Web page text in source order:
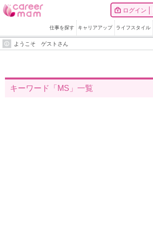
ログイン
仕事を探す キャリアアップ ライフスタイル
ようこそ ゲストさん
キーワード「MS」一覧